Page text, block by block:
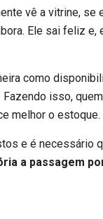
vê a vitrine, se
Ele sai feliz
como
isso,
melhor o estoque.
e é necessário
a passagem